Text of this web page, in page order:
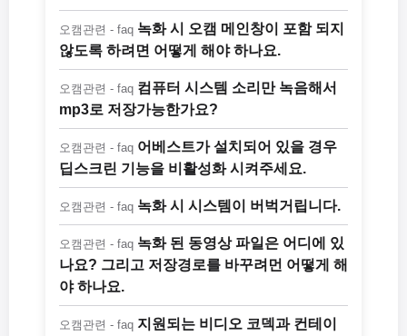
오캠관련 - faq 녹화 시 오캠 메인창이 포함 되지
않도록 하려면 어떻게 해야 하나요.
오캠관련 - faq 컴퓨터 시스템 소리만 녹음해서
mp3로 저장가능한가요?
오캠관련 - faq 어베스트가 설치되어 있을 경우
딥스크린 기능을 비활성화 시켜주세요.
오캠관련 - faq 녹화 시 시스템이 버벅거립니다.
오캠관련 - faq 녹화 된 동영상 파일은 어디에 있
나요? 그리고 저장경로를 바꾸려먼 어떻게 해
야 하나요.
오캠관련 - faq 지원되는 비디오 코덱과 컨테이